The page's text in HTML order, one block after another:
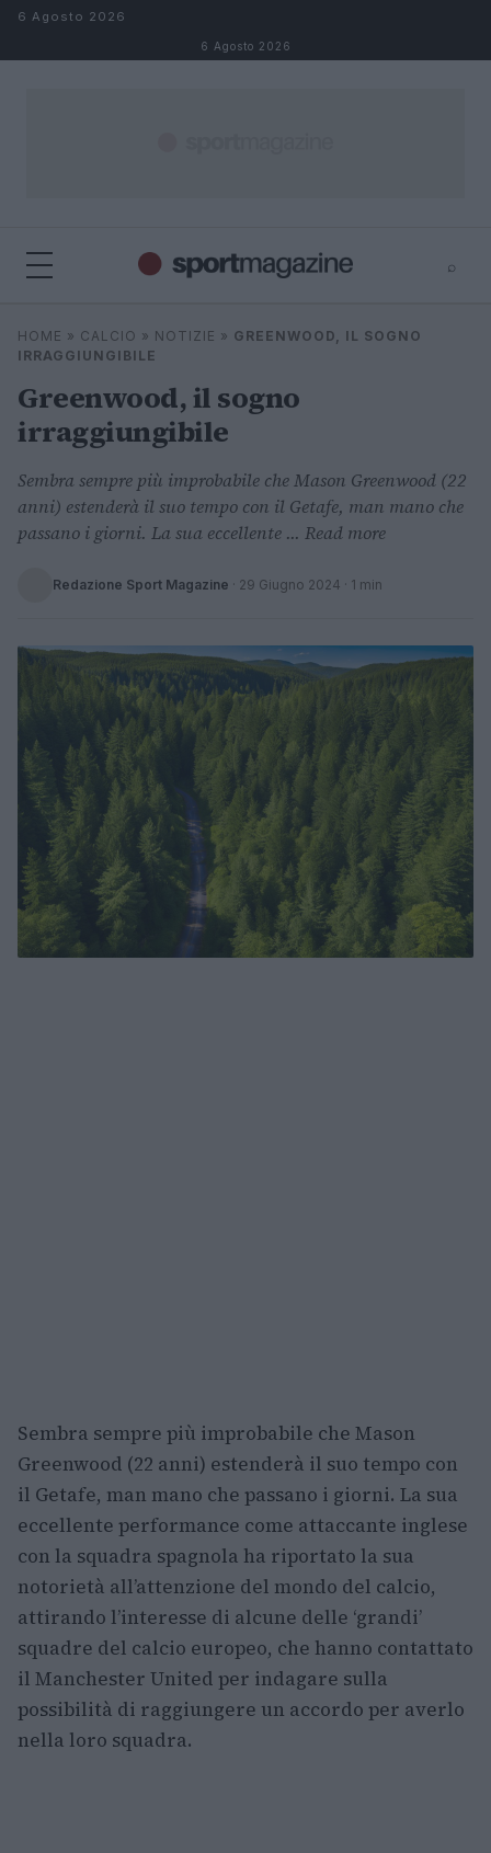
Salta al contenuto
6 Agosto 2026
6 Agosto 2026
⌕
Cerca
HOME » CALCIO » NOTIZIE » GREENWOOD, IL SOGNO
IRRAGGIUNGIBILE
Greenwood, il sogno
irraggiungibile
Sembra sempre più improbabile che Mason Greenwood (22
anni) estenderà il suo tempo con il Getafe, man mano che
passano i giorni. La sua eccellente ... Read more
Redazione Sport Magazine · 29 Giugno 2024 · 1 min
Sembra sempre più improbabile che Mason
Greenwood (22 anni) estenderà il suo tempo con
il Getafe, man mano che passano i giorni. La sua
eccellente performance come attaccante inglese
con la squadra spagnola ha riportato la sua
notorietà all’attenzione del mondo del calcio,
attirando l’interesse di alcune delle ‘grandi’
squadre del calcio europeo, che hanno contattato
il Manchester United per indagare sulla
possibilità di raggiungere un accordo per averlo
nella loro squadra.